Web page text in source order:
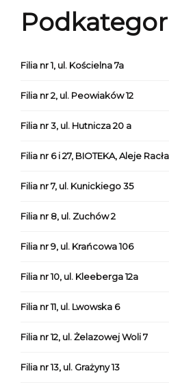
Filia nr 1, ul. Kościelna 7a
Filia nr 2, ul. Peowiaków 12
Filia nr 3, ul. Hutnicza 20 a
Filia nr 6 i 27, BIOTEKA, Aleje
Filia nr 7, ul. Kunickiego 35
Filia nr 8, ul. Zuchów 2
Filia nr 9, ul. Krańcowa 106
Filia nr 10, ul. Kleeberga 12a
Filia nr 11, ul. Lwowska 6
Filia nr 12, ul. Żelazowej Woli 7
Filia nr 13, ul. Grażyny 13